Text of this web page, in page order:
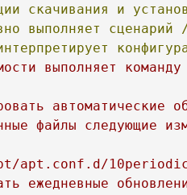
скачивания и
выполняет сценарий
выполняет
автоматические
файлы следующие
apt.conf.d/
ежедневные